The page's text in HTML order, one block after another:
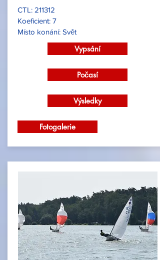
CTL: 211312
Koeficient: 7
Místo konání: Svět
Vypsání
Počasí
Výsledky
Fotogalerie